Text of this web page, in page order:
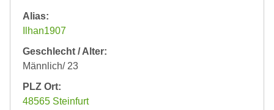
Alias:
Ilhan1907
Geschlecht / Alter:
Männlich/ 23
PLZ Ort:
48565 Steinfurt